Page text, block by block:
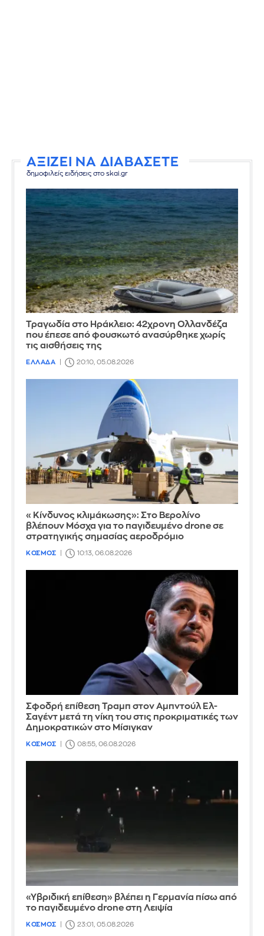
ΑΞΙΖΕΙ ΝΑ ΔΙΑΒΑΣΕΤΕ
δημοφιλείς ειδήσεις στο skai.gr
Τραγωδία στο Ηράκλειο: 42χρονη Ολλανδέζα
που έπεσε από φουσκωτό ανασύρθηκε χωρίς
τις αισθήσεις της
ΕΛΛΑΔΑ 20:10, 05.08.2026
«Κίνδυνος κλιμάκωσης»: Στο Βερολίνο
βλέπουν Μόσχα για το παγιδευμένο drone σε
στρατηγικής σημασίας αεροδρόμιο
ΚΟΣΜΟΣ 10:13, 06.08.2026
Σφοδρή επίθεση Τραμπ στον Αμπντούλ Ελ-
Σαγέντ μετά τη νίκη του στις προκριματικές των
Δημοκρατικών στο Μίσιγκαν
ΚΟΣΜΟΣ 08:55, 06.08.2026
«Υβριδική επίθεση» βλέπει η Γερμανία πίσω από
το παγιδευμένο drone στη Λειψία
ΚΟΣΜΟΣ 23:01, 05.08.2026